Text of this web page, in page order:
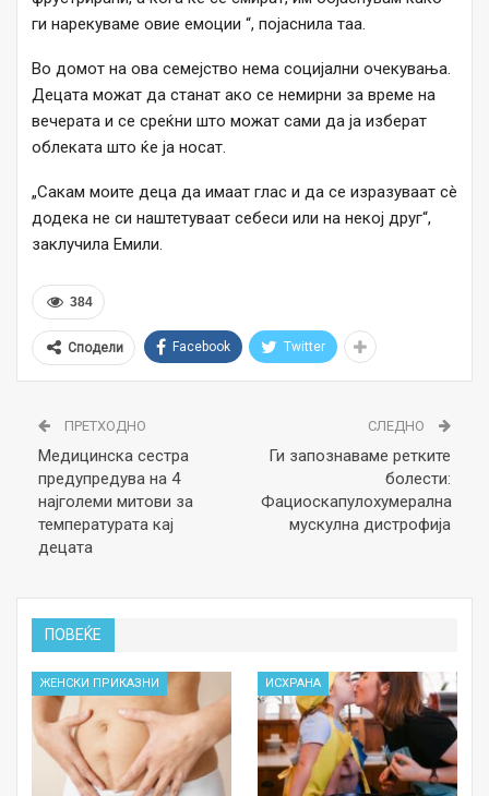
ги нарекуваме овие емоции “, појаснила таа.
Во домот на ова семејство нема социјални очекувања.
Децата можат да станат ако се немирни за време на
вечерата и се среќни што можат сами да ја изберат
облеката што ќе ја носат.
„Сакам моите деца да имаат глас и да се изразуваат сè
додека не си наштетуваат себеси или на некој друг“,
заклучила Емили.
384
Сподели Facebook Twitter
ПРЕТХОДНО
Медицинска сестра
предупредува на 4
најголеми митови за
температурата кај
децата
СЛЕДНО
Ги запознаваме ретките
болести:
Фациоскапулохумерална
мускулна дистрофија
ПОВЕЌЕ
ЖЕНСКИ ПРИКАЗНИ ИСХРАНА